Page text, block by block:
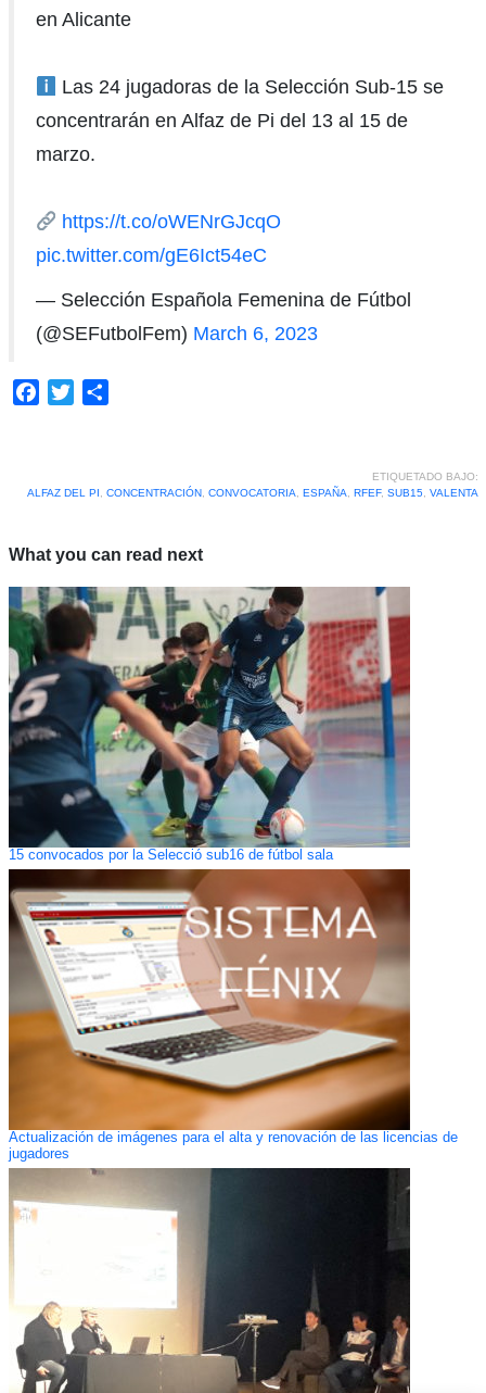
en Alicante
Las 24 jugadoras de la Selección Sub-15 se
concentrarán en Alfaz de Pi del 13 al 15 de
marzo.
https://t.co/oWENrGJcqO
pic.twitter.com/gE6Ict54eC
— Selección Española Femenina de Fútbol
(@SEFutbolFem) March 6, 2023
Facebook
Twitter
ETIQUETADO BAJO:
ALFAZ DEL PI
CONCENTRACIÓN, CONVOCATORIA ESPAÑA RFEF, SUB15, VALENTA
What you can read next
15 convocados por la Selecció sub16 de fútbol sala
Actualización de imágenes para el alta y renovación de las licencias de
jugadores